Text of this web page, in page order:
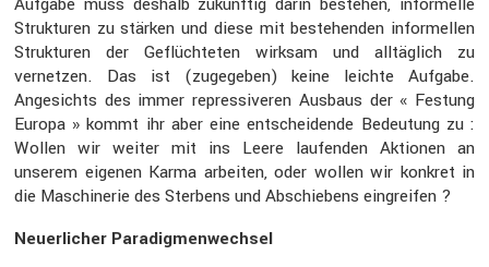
Struk­turen zu stärken und diese mit bestehenden infor­mellen
Struk­turen der Geflüch­teten wirksam und alltäg­lich zu
vernetzen. Das ist (zugegeben) keine leichte Aufgabe.
Angesichts des immer repres­si­veren Ausbaus der « Festung
Europa » kommt ihr aber eine entschei­dende Bedeu­tung zu :
Wollen wir weiter mit ins Leere laufenden Aktionen an
unserem eigenen Karma arbeiten, oder wollen wir konkret in
die Maschi­nerie des Sterbens und Abschie­bens eingreifen ?
Neuer­li­cher Paradig­men­wechsel